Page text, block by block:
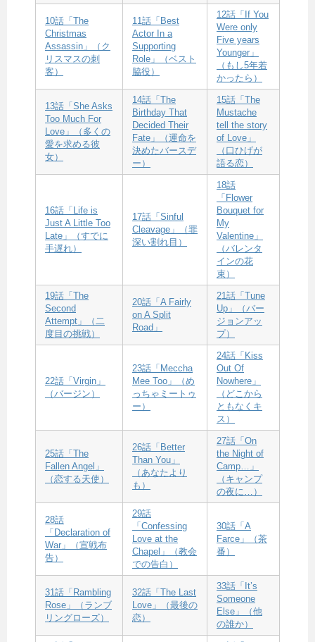
10話「The
Christmas
Assassin」（ク
リスマスの刺
客）
11話「Best
Actor In a
Supporting
Role」（ベスト
脇役）
12話「If You
Were only
Five years
Younger」
（もし5年若
かったら）
13話「She Asks
Too Much For
Love」（多くの
愛を求める彼
女）
14話「The
Birthday That
Decided Their
Fate」（運命を
決めたバースデ
ー）
15話「The
Mustache
tell the story
of Love」
（口ひげが
語る恋）
16話「Life is
Just A Little Too
Late」（すでに
手遅れ）
17話「Sinful
Cleavage」（罪
深い割れ目）
18話
「Flower
Bouquet for
My
Valentine」
（バレンタ
インの花
束）
19話「The
Second
Attempt」（二
度目の挑戦）
20話「A Fairly
on A Split
Road」
21話「Tune
Up」（バー
ジョンアッ
プ）
22話「Virgin」
（バージン）
23話「Meccha
Mee Too」（め
っちゃミートゥ
ー）
24話「Kiss
Out Of
Nowhere」
（どこから
ともなくキ
ス）
25話「The
Fallen Angel」
（恋する天使）
26話「Better
Than You」
（あなたより
も）
27話「On
the Night of
Camp…」
（キャンプ
の夜に…）
28話
「Declaration of
War」（宣戦布
告）
29話
「Confessing
Love at the
Chapel」（教会
での告白）
30話「A
Farce」（茶
番）
31話「Rambling
Rose」（ランブ
リングローズ）
32話「The Last
Love」（最後の
恋）
33話「It’s
Someone
Else」（他
の誰か）